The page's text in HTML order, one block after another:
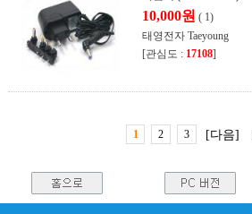
10,000원 ( 1)
태영전자 Taeyoung
[관심도 : 17108]
1 2 3 [다음]